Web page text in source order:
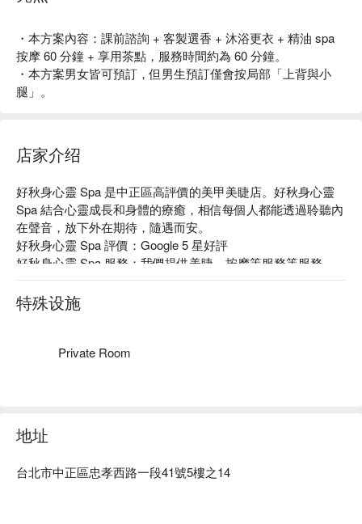
・本方案內容：課前諮詢 + 客製選香 + 沐浴更衣 + 精油 spa
按摩 60 分鐘 + 享用茶點，服務時間約為 60 分鐘。
・本方案男女皆可預訂，但男生預訂僅會按局部「上背與小
腿」。
店家介绍
好秋身心靈 Spa 是中正區高評價的美甲美睫店。好秋身心靈
Spa 結合心靈成長和身體的療癒，相信每個人都能透過聆聽內
在聲音，放下外在期待，隨遇而安。
好秋身心靈 Spa 評價：Google 5 星好評
好秋身心靈 Spa 服務：我們提供美睫、按摩等服務等服務
好秋身心靈 Spa 推薦：專業團隊會依照每個人的狀態提供專
業且客製化的服務。在這裡，你可以找到那份屬於自己的特別
心境，我相信，每個人都需要一處能夠沉澱心靈的地方，一個
好秋身心靈 Spa 預約、好秋身心靈 Spa 價格、好秋身心靈
特殊设施
Private Room
地址
台北市中正區忠孝西路一段41號5樓之14